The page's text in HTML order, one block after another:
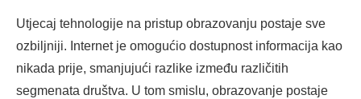
Utjecaj tehnologije na pristup obrazovanju postaje sve
ozbiljniji. Internet je omogućio dostupnost informacija kao
nikada prije, smanjujući razlike između različitih
segmenata društva. U tom smislu, obrazovanje postaje